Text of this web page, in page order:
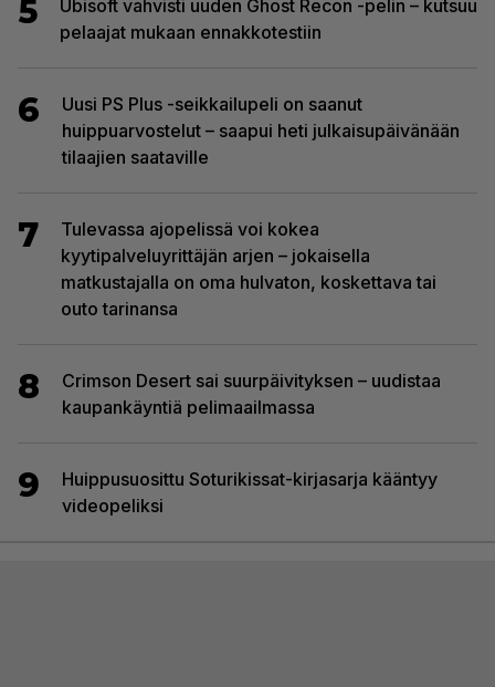
5
Ubisoft vahvisti uuden Ghost Recon -pelin – kutsuu
pelaajat mukaan ennakkotestiin
6
Uusi PS Plus -seikkailupeli on saanut
huippuarvostelut – saapui heti julkaisupäivänään
tilaajien saataville
7
Tulevassa ajopelissä voi kokea
kyytipalveluyrittäjän arjen – jokaisella
matkustajalla on oma hulvaton, koskettava tai
outo tarinansa
8
Crimson Desert sai suurpäivityksen – uudistaa
kaupankäyntiä pelimaailmassa
9
Huippusuosittu Soturikissat-kirjasarja kääntyy
videopeliksi